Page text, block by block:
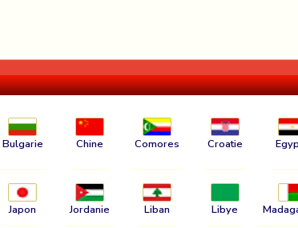
Bulgarie Chine Comores Croatie
Japon Jordanie Liban Libye